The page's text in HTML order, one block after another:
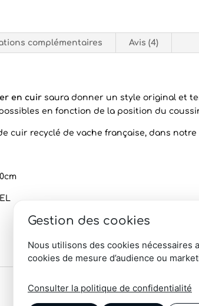
complémentaires Avis (4)
en cuir saura donner un style original et
en fonction de la position du
cuir recyclé de vache française, dans
Gestion des cookies
Nous utilisons des cookies nécessaires
cookies de mesure d’audience ou
Consulter la politique de confidentialité